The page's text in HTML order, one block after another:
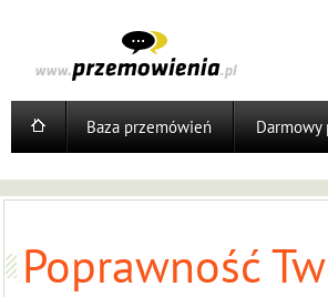
Baza przemówień Darmowy
Poprawność